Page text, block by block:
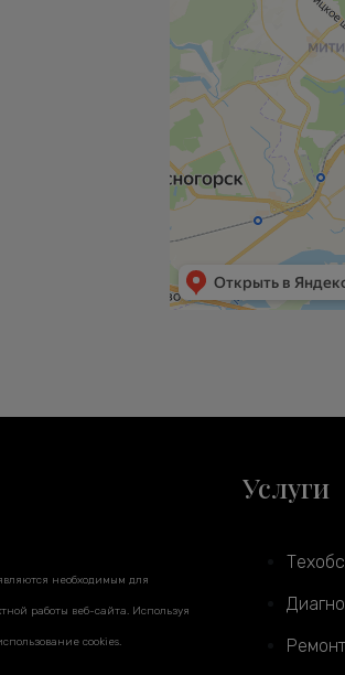
необходимым для
работы веб-сайта. Используя
cookies.
Услуги